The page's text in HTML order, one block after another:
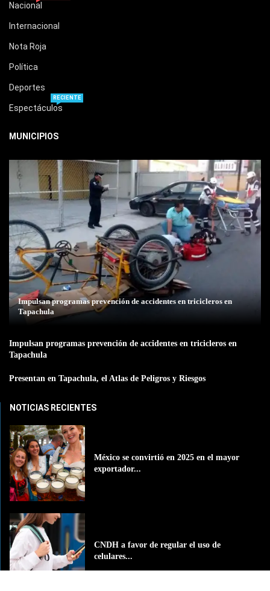
Nacional
Internacional
Nota Roja
Política
Deportes
Espectáculos
RECIENTE
MUNICIPIOS
Impulsan programas prevención de accidentes en tricicleros en
Tapachula
Impulsan programas prevención de accidentes en tricicleros en
Tapachula
Presentan en Tapachula, el Atlas de Peligros y Riesgos
NOTICIAS RECIENTES
México se convirtió en 2025 en el mayor
exportador...
CNDH a favor de regular el uso de
celulares...